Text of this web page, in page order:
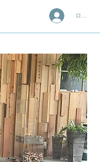
ログイン